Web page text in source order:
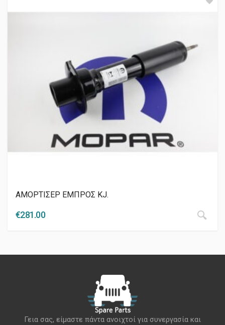
ΑΜΟΡΤΙΣΕΡ ΕΜΠΡΟΣ KJ.
€281.00
Γεια σας, είμαστε πάντα ανοιχτοί για συνεργασία και